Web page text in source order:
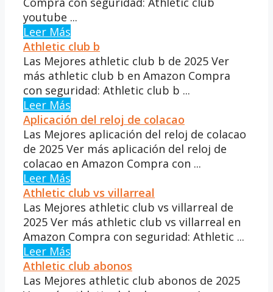
youtube ...
Leer Más
Athletic club b
Las Mejores athletic club b de 2025 Ver
más athletic club b en Amazon Compra
con seguridad: Athletic club b ...
Leer Más
Aplicación del reloj de colacao
Las Mejores aplicación del reloj de colacao
de 2025 Ver más aplicación del reloj de
colacao en Amazon Compra con ...
Leer Más
Athletic club vs villarreal
Las Mejores athletic club vs villarreal de
2025 Ver más athletic club vs villarreal en
Amazon Compra con seguridad: Athletic ...
Leer Más
Athletic club abonos
Las Mejores athletic club abonos de 2025